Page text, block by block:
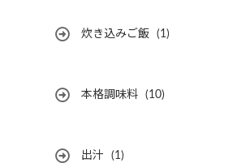
炊き込みご飯 (1)
本格調味料 (10)
出汁 (1)